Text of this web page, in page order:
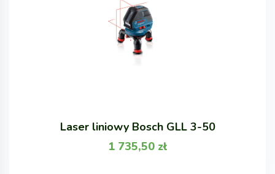
Laser liniowy Bosch GLL 3-50
1 735,50 zł